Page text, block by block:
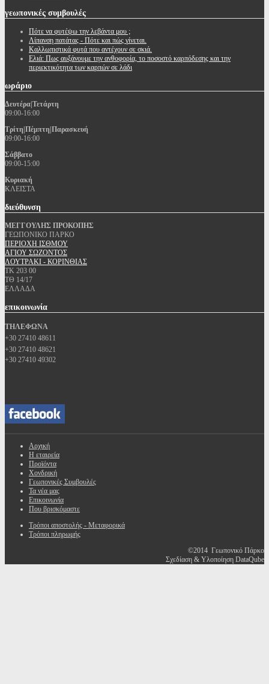
γεωπονικές συμβουλές
Πότε να φυτέψω την λεβάντα μου ;
Λίπανση πατάτας - Πότε και πώς γίνεται.
Καλλωπιστικά φυτά που αντέχουν σε σκιά.
Ελιά: Πως αυξάνουμε την ανθοφορία, το ποσοστό καρπόδεσης και την
περιεκτικότητα των καρπών σε λάδι
ωράριο
Δευτέρα|Τετάρτη
09:00-16:00
Τρίτη|Πέμπτη|Παρασκευή
09:00-16:00
Σάββατο
09:00-15:00
Κυριακή
ΚΛΕΙΣΤΑ
διεύθυνση
ΜΕΓΓΟΥΛΗΣ ΠΡΟΚΟΠΗΣ
ΓΕΩΠΟΝΙΚΟ ΠΑΡΚΟ
ΠΕΡΙΟΧΗ ΙΣΘΜΟΥ
ΑΓΙΟΥ ΣΩΖΟΝΤΟΣ
ΛΟΥΤΡΑΚΙ - ΚΟΡΙΝΘΙΑΣ
ΤΚ 203 00
ΤΘ 14/17
ΕΛΛΑΔΑ
επικοινωνία
ΤΗΛΕΦΩΝΑ
+30 27410 48611
+30 27410 48621
+30 27410 49302
Αρχική
Η εταιρεία
Προϊόντα
Χονδρική
Γεωπονικές Συμβουλές
Τα νέα μας
Επικοινωνία
Που βρισκόμαστε
Τρόποι αποστολής - Μεταφορικά
Τρόποι πληρωμής
©2014 Γεωπονικό Πάρκο
Σχεδίαση & Υλοποίηση DataQube